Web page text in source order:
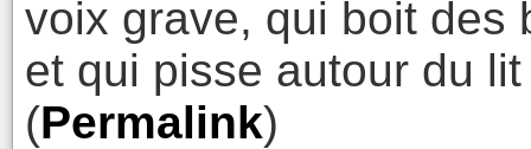
voix grave, qui boit des
et qui pisse autour du
(Permalink)